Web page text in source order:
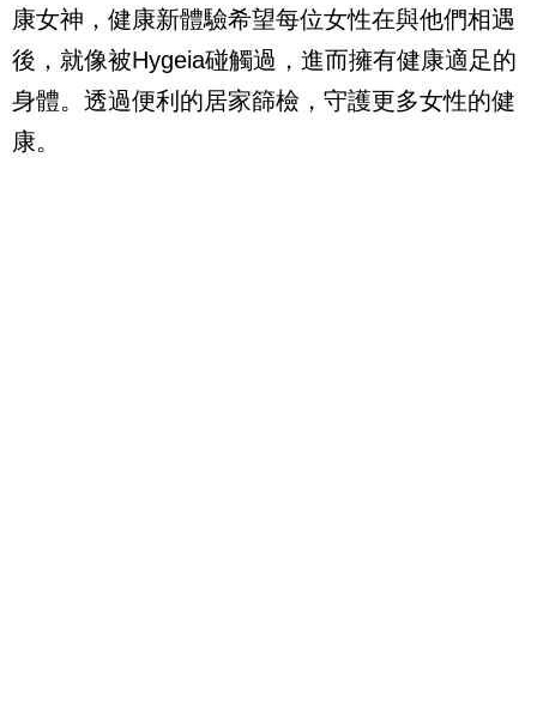
康女神，健康新體驗希望每位女性在與他們相遇
後，就像被Hygeia碰觸過，進而擁有健康適足的
身體。透過便利的居家篩檢，守護更多女性的健
康。